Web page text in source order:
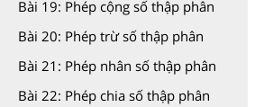
Bài 19: Phép cộng số thập phân
Bài 20: Phép trừ số thập phân
Bài 21: Phép nhân số thập phân
Bài 22: Phép chia số thập phân